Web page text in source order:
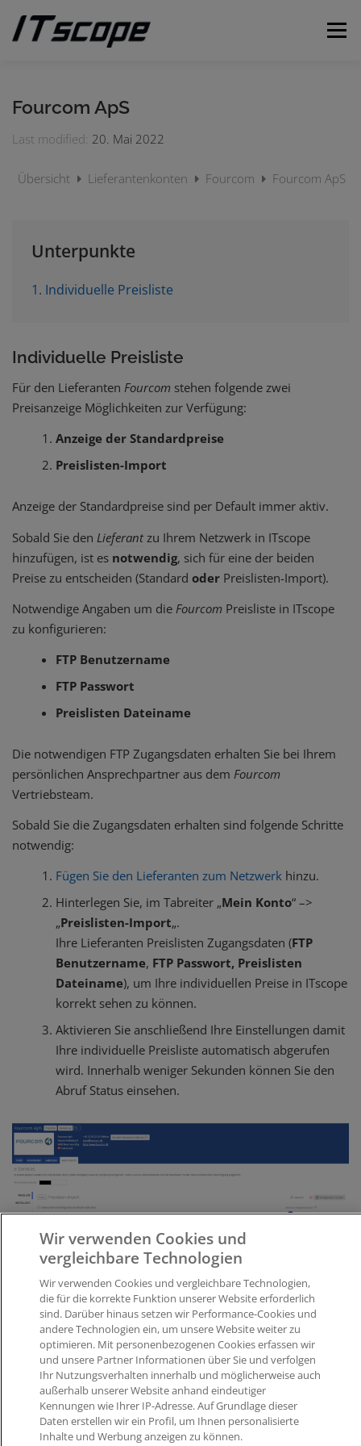
Inhalt
springen
Menü
Fourcom ApS
Last modified: 20. Mai 2022
Übersicht Lieferantenkonten Fourcom Fourcom ApS
Unterpunkte
1. Individuelle Preisliste
Individuelle Preisliste
Für den Lieferanten Fourcom stehen folgende zwei
Preisanzeige Möglichkeiten zur Verfügung:
Anzeige der Standardpreise
Preislisten-Import
Anzeige der Standardpreise sind per Default immer aktiv.
Sobald Sie den Lieferantzu Ihrem Netzwerk in ITscope
hinzufügen, ist es notwendig, sich für eine der beiden
Preise zu entscheiden (Standard oder Preislisten-Import).
Notwendige Angaben um die Fourcom Preisliste in ITscope
zu konfigurieren:
FTP Benutzername
FTP Passwort
Preislisten Dateiname
Die notwendigen FTP Zugangsdaten erhalten Sie bei Ihrem
persönlichen Ansprechpartner aus dem Fourcom
Vertriebsteam.
Sobald Sie die Zugangsdaten erhalten sind folgende Schritte
notwendig:
Fügen Sie den Lieferanten zum Netzwerkhinzu.
Hinterlegen Sie, im Tabreiter „Mein Konto“ –>
„Preislisten-Import„.
Ihre Lieferanten Preislisten Zugangsdaten (FTP
Benutzername, FTP Passwort, Preislisten
Dateiname), um Ihre individuellen Preise in ITscope
korrekt sehen zu können.
Aktivieren Sie anschließend Ihre Einstellungen damit
Ihre individuelle Preisliste automatisch abgerufen
wird. Innerhalb weniger Sekunden können Sie den
Abruf Status einsehen.
Was this article helpful?
Like1 Dislike0
Views: 681
Wir verwenden Cookies und
vergleichbare Technologien
Wir verwenden Cookies und vergleichbare Technologien,
die für die korrekte Funktion unserer Website erforderlich
sind. Darüber hinaus setzen wir Performance-Cookies und
andere Technologien ein, um unsere Website weiter zu
optimieren. Mit personenbezogenen Cookies erfassen wir
und unsere Partner Informationen über Sie und verfolgen
Ihr Nutzungsverhalten innerhalb und möglicherweise auch
außerhalb unserer Website anhand eindeutiger
Kennungen wie Ihrer IP-Adresse. Auf Grundlage dieser
Daten erstellen wir ein Profil, um Ihnen personalisierte
Inhalte und Werbung anzeigen zu können.